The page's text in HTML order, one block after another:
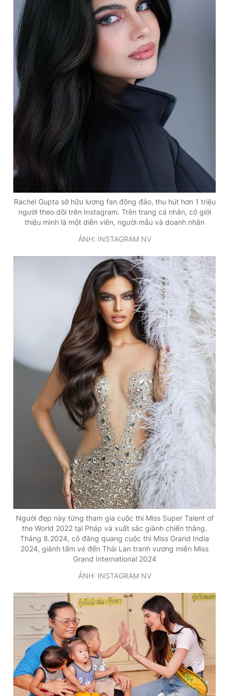
Rachel Gupta sở hữu lượng fan đông đảo, thu hút hơn 1 triệu
người theo dõi trên Instagram. Trên trang cá nhân, cô giới
thiệu mình là một diễn viên, người mẫu và doanh nhân
ẢNH: INSTAGRAM NV
Người đẹp này từng tham gia cuộc thi Miss Super Talent of
the World 2022 tại Pháp và xuất sắc giành chiến thắng.
Tháng 8.2024, cô đăng quang cuộc thi Miss Grand India
2024, giành tấm vé đến Thái Lan tranh vương miện Miss
Grand International 2024
ẢNH: INSTAGRAM NV